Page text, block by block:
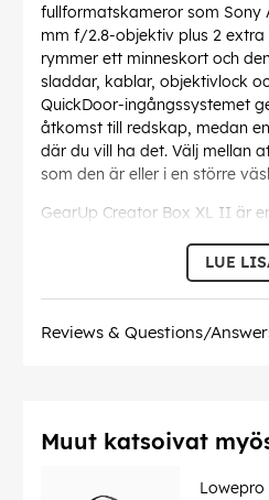
fullformatskameror som Sony
mm f/2.8-objektiv plus 2 extra
rymmer ett minneskort och
sladdar, kablar, objektivlock
QuickDoor-ingångssystemet
åtkomst till redskap, medan
där du vill ha det. Välj mellan
som den är eller i en större
GearUp Creator Box XL II är
projektet. Den har
återvunna tyger (inklusive alla
bindningar, blixtlåstejp,
dess negativa påverkan på
De yttre måtten på väskan är
inre måtten är 21 x 12,5 x 28
LUE
Reviews & Questions/
Muut katsoivat